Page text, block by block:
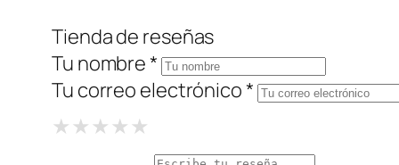
Tienda de reseñas
Tu nombre *
Tu correo electrónico *
★1 Star
★★2 Stars
★★★3 Stars
★★★★4 Stars
★★★★★